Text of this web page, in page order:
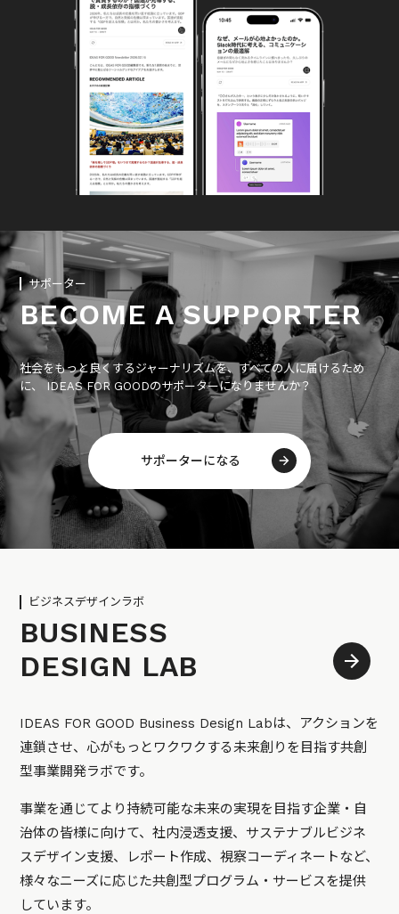
サポーター
BECOME A SUPPORTER
社会をもっと良くするジャーナリズムを、すべての人に届けるため
に、 IDEAS FOR GOODのサポーターになりませんか？
サポーターになる
ビジネスデザインラボ
BUSINESS
DESIGN LAB
IDEAS FOR GOOD Business Design Labは、アクションを
連鎖させ、心がもっとワクワクする未来創りを目指す共創
型事業開発ラボです。
事業を通じてより持続可能な未来の実現を目指す企業・自
治体の皆様に向けて、社内浸透支援、サステナブルビジネ
スデザイン支援、レポート作成、視察コーディネートなど、
様々なニーズに応じた共創型プログラム・サービスを提供
しています。